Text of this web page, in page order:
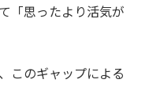
「思ったより活気が
このギャップによる